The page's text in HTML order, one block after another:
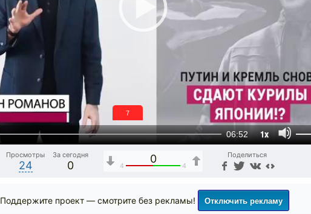
06:52 1x
6
Просмотры
24
За сегодня
0
0
4 4
Поделиться
Поддержите проект — смотрите без рекламы! Отключить рекламу